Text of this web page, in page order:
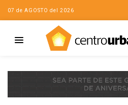
07 de AGOSTO del 2026